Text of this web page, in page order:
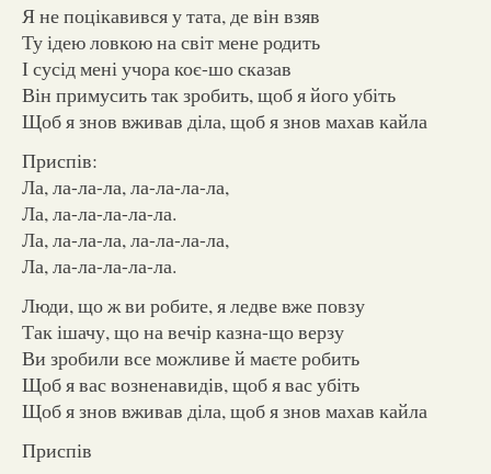
Я не поцікавився у тата, де він взяв
Ту ідею ловкою на світ мене родить
І сусід мені учора коє-шо сказав
Він примусить так зробить, щоб я його убіть
Щоб я знов вживав діла, щоб я знов махав кайла
Приспів:
Ла, ла-ла-ла, ла-ла-ла-ла,
Ла, ла-ла-ла-ла-ла.
Ла, ла-ла-ла, ла-ла-ла-ла,
Ла, ла-ла-ла-ла-ла.
Люди, що ж ви робите, я ледве вже повзу
Так ішачу, що на вечір казна-що верзу
Ви зробили все можливе й маєте робить
Щоб я вас возненавидів, щоб я вас убіть
Щоб я знов вживав діла, щоб я знов махав кайла
Приспів